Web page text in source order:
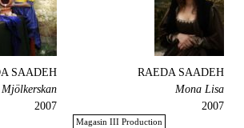
RAEDA SAADEH
Mona Lisa
2007
Magasin III Production
SAADEH
Mjölkerskan
2007